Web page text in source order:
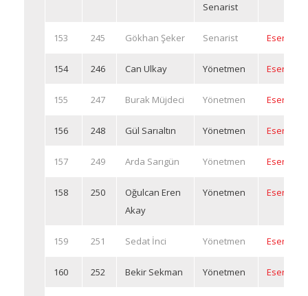
Senarist
153 245 Gökhan Şeker Senarist Eserleri
154 246 Can Ulkay Yönetmen Eserleri
155 247 Burak Müjdeci Yönetmen Eserleri
156 248 Gül Sarıaltın Yönetmen Eserleri
157 249 Arda Sarıgün Yönetmen Eserleri
158 250
Oğulcan Eren
Akay
Yönetmen Eserleri
159 251 Sedat İnci Yönetmen Eserleri
160 252 Bekir Sekman Yönetmen Eserleri